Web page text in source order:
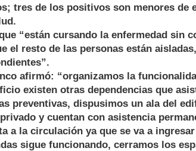
tres de los positivos son menores de
“están cursando la enfermedad sin
el resto de las personas están
afirmó: “organizamos la
existen otras dependencias que
preventivas, dispusimos un ala del
y cuentan con asistencia
a la circulación ya que se va a
sigue funcionando, cerramos los